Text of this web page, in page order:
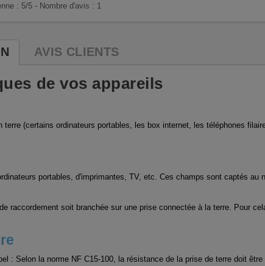
: 5/5 - Nombre d'avis : 1
AVIS CLIENTS
de vos appareils
(certains ordinateurs portables, les box internet, les téléphones
portables, d'imprimantes, TV, etc. Ces champs sont captés au
raccordement soit branchée sur une prise connectée à la terre. Pour
Selon la norme NF C15-100, la résistance de la prise de terre doit